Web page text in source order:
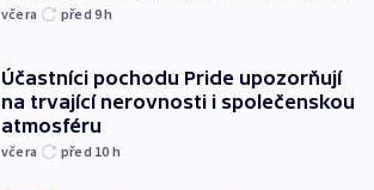
včera před 9h
Účastníci pochodu Pride upozorňují
na trvající nerovnosti i společenskou
atmosféru
včera před 10 h